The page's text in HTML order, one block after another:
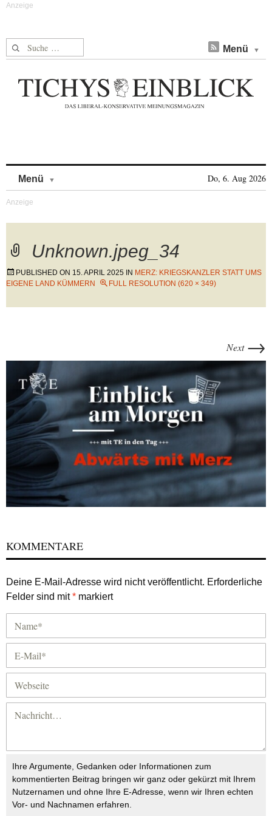
Suche nach: Menü
Menü Do, 6. Aug 2026
Unknown.jpeg_34
PUBLISHED ON 15. APRIL 2025 IN MERZ: KRIEGSKANZLER STATT UMS
EIGENE LAND KÜMMERN
FULL RESOLUTION (620 × 349)
Next →
KOMMENTARE
Deine E-Mail-Adresse wird nicht veröffentlicht. Erforderliche
Felder sind mit* markiert
Ihre Argumente, Gedanken oder Informationen zum
kommentierten Beitrag bringen wir ganz oder gekürzt mit Ihrem
Nutzernamen und ohne Ihre E-Adresse, wenn wir Ihren echten
Vor- und Nachnamen erfahren.